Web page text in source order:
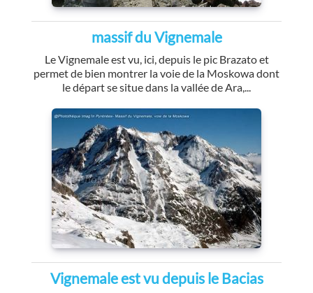
massif du Vignemale
Le Vignemale est vu, ici, depuis le pic Brazato et
permet de bien montrer la voie de la Moskowa dont
le départ se situe dans la vallée de Ara,...
Vignemale est vu depuis le Bacias